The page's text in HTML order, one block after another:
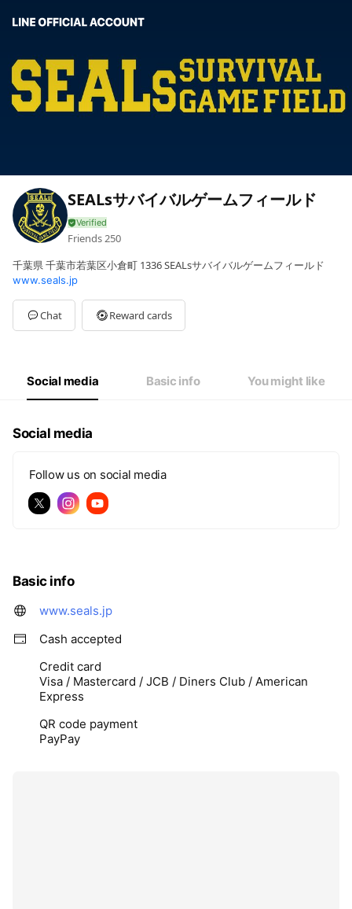
SEALsサバイバルゲームフィールド
Friends250
千葉県 千葉市若葉区小倉町 1336 SEALsサバイバルゲームフィールド
www.seals.jp
Chat Reward cards
Social media Basic info You might like
Social media
Follow us on social media
Basic info
www.seals.jp
Cash accepted
Credit card
Visa / Mastercard / JCB / Diners Club / American
Express
QR code payment
PayPay